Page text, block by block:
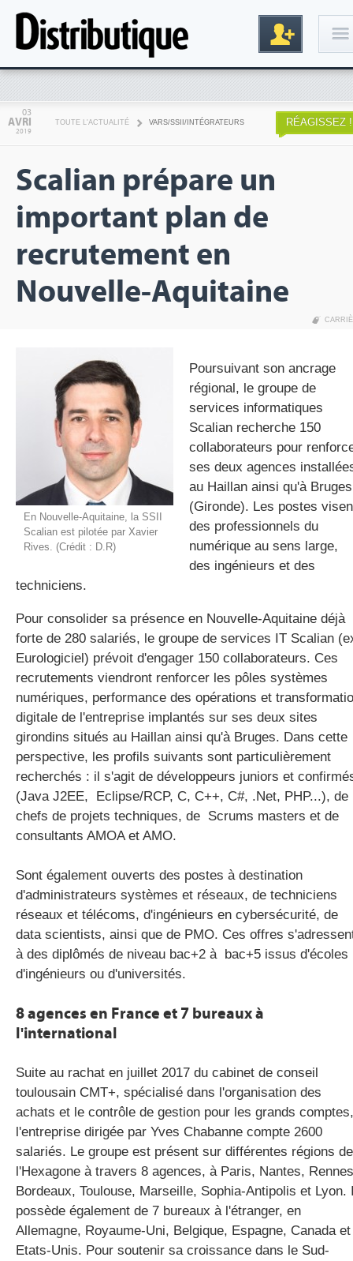
gratuite
03
AVRI
2019
TOUTE L'ACTUALITÉ VARS/SSII/INTÉGRATEURS RÉAGISSEZ !
Scalian prépare un
important plan de
recrutement en
Nouvelle-Aquitaine
En Nouvelle-Aquitaine, la SSII
Scalian est pilotée par Xavier
Rives. (Crédit : D.R)
Poursuivant son ancrage
régional, le groupe de
services informatiques
Scalian recherche 150
collaborateurs pour
ses deux agences
au Haillan ainsi qu'à Bruges
(Gironde). Les postes
des professionnels du
numérique au sens large,
des ingénieurs et des
techniciens.
Pour consolider sa présence en Nouvelle-Aquitaine déjà
forte de 280 salariés, le groupe de services IT Scalian
Eurologiciel) prévoit d'engager 150 collaborateurs. Ces
recrutements viendront renforcer les pôles systèmes
numériques, performance des opérations et
digitale de l'entreprise implantés sur ses deux sites
girondins situés au Haillan ainsi qu'à Bruges. Dans cette
perspective, les profils suivants sont particulièrement
recherchés : il s'agit de développeurs juniors et
(Java J2EE, Eclipse/RCP, C, C++, C#, .Net, PHP...), de
chefs de projets techniques, de Scrums masters et de
consultants AMOA et AMO.
Sont également ouverts des postes à destination
d'administrateurs systèmes et réseaux, de techniciens
réseaux et télécoms, d'ingénieurs en cybersécurité, de
data scientists, ainsi que de PMO. Ces offres
à des diplômés de niveau bac+2 à bac+5 issus d'écoles
d'ingénieurs ou d'universités.
8 agences en France et 7 bureaux à
l'international
Suite au rachat en juillet 2017 du cabinet de conseil
toulousain CMT+, spécialisé dans l'organisation des
achats et le contrôle de gestion pour les grands comptes,
l'entreprise dirigée par Yves Chabanne compte 2600
salariés. Le groupe est présent sur différentes régions de
l'Hexagone à travers 8 agences, à Paris, Nantes,
Bordeaux, Toulouse, Marseille, Sophia-Antipolis et Lyon.
possède également de 7 bureaux à l'étranger, en
Allemagne, Royaume-Uni, Belgique, Espagne, Canada et
Etats-Unis. Pour soutenir sa croissance dans le Sud-